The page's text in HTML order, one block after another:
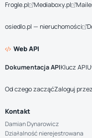
Frogle.pl Mediaboxy.pl
osiedlo.pl — nieruchomości
Web API
Dokumentacja APIKlucz API
Od czego zacząćZaloguj
Kontakt
Damian Dynarowicz
Działalność nierejestrowana